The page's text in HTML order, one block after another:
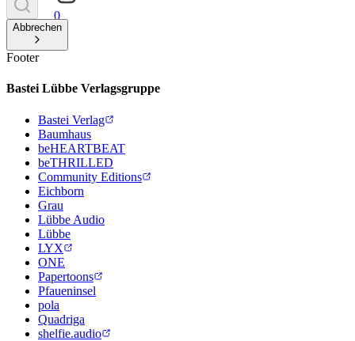
0
Abbrechen
Footer
Bastei Lübbe Verlagsgruppe
Bastei Verlag
Baumhaus
beHEARTBEAT
beTHRILLED
Community Editions
Eichborn
Grau
Lübbe Audio
Lübbe
LYX
ONE
Papertoons
Pfaueninsel
pola
Quadriga
shelfie.audio